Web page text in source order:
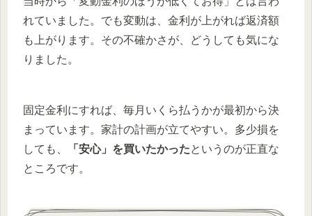
れていました。でも変動は、金利が上がれば返済額
も上がります。その不確かさが、どうしても気にな
りました。
固定金利にすれば、毎月いくら払うかが最初から決
まっています。家計の計画が立てやすい。多少損を
しても、
「安心」を買いたかったというのが正直な
ところです。